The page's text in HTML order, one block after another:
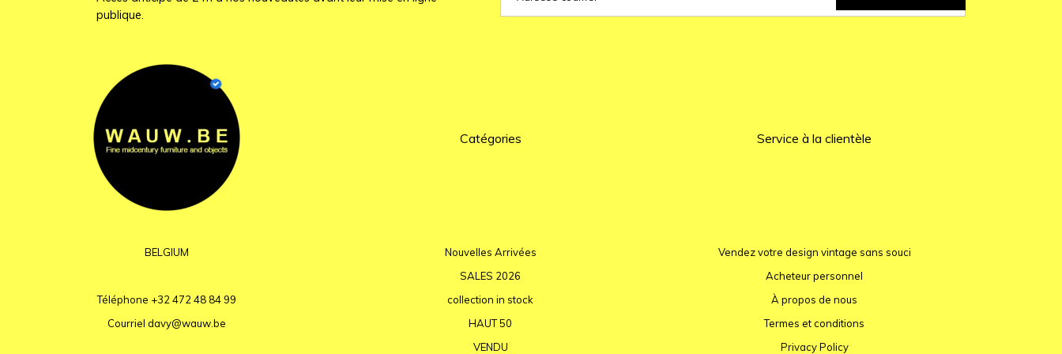
publique.
BELGIUM
Téléphone +32 472 48 84 99
Courriel davy@wauw.be
Catégories
Nouvelles Arrivées
SALES 2026
collection in stock
HAUT 50
VENDU
Service à la clientèle
Vendez votre design vintage sans souci
Acheteur personnel
À propos de nous
Termes et conditions
Privacy Policy